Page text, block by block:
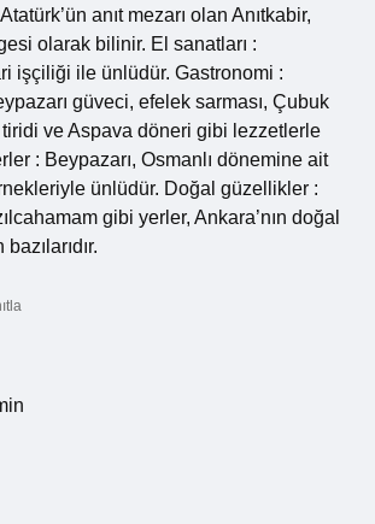
anıt mezarı olan Anıtkabir,
olarak bilinir. El sanatları :
işçiliği ile ünlüdür. Gastronomi :
güveci, efelek sarması, Çubuk
ve Aspava döneri gibi lezzetlerle
: Beypazarı, Osmanlı dönemine ait
ünlüdür. Doğal güzellikler :
gibi yerler, Ankara’nın doğal